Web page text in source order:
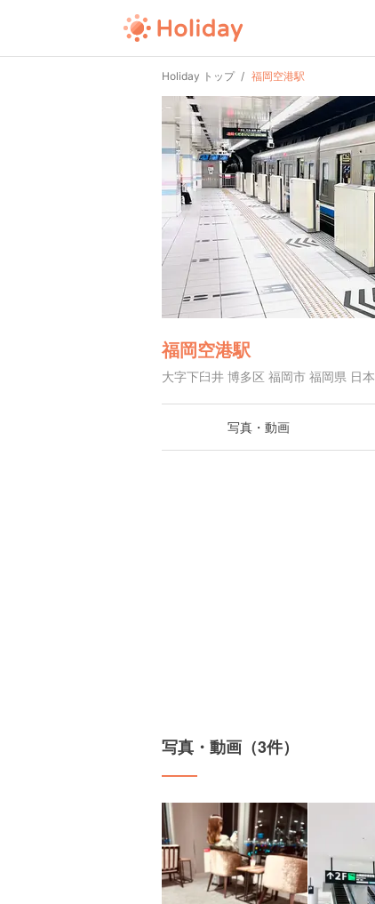
Holiday トップ 福岡空港駅
福岡空港駅
大字下臼井 博多区 福岡市 福岡県 日本
写真・動画
写真・動画（3件）